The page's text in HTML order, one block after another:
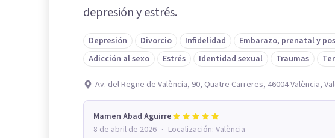
depresión y estrés.
Depresión Divorcio Infidelidad Embarazo, prenatal y
Adicción al sexo
Estrés Identidad sexual Traumas
Av. del Regne de València, 90, Quatre Carreres, 46004 València,
Mamen Abad Aguirre
8 de abril de 2026 · Localización: València